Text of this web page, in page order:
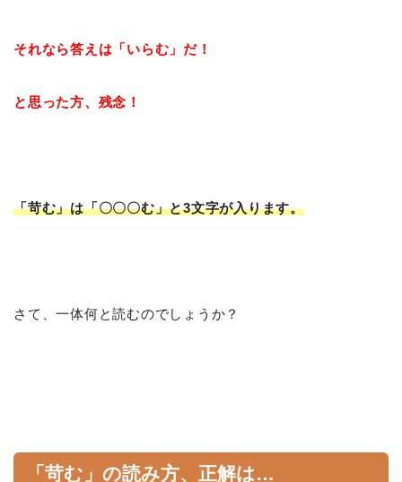
それなら答えは「いらむ」だ！
と思った方、残念！
「苛む」は「〇〇〇む」と3文字が入ります。
さて、一体何と読むのでしょうか？
「苛む」の読み方、正解は…